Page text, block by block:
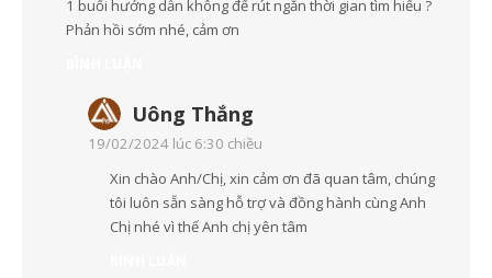
1 buổi hướng dẫn không để rút ngắn thời gian tìm hiểu ?
Phản hồi sớm nhé, cảm ơn
Uông Thắng
19/02/2024 lúc 6:30 chiều
Xin chào Anh/Chị, xin cảm ơn đã quan tâm, chúng
tôi luôn sẵn sàng hỗ trợ và đồng hành cùng Anh
Chị nhé vì thế Anh chị yên tâm